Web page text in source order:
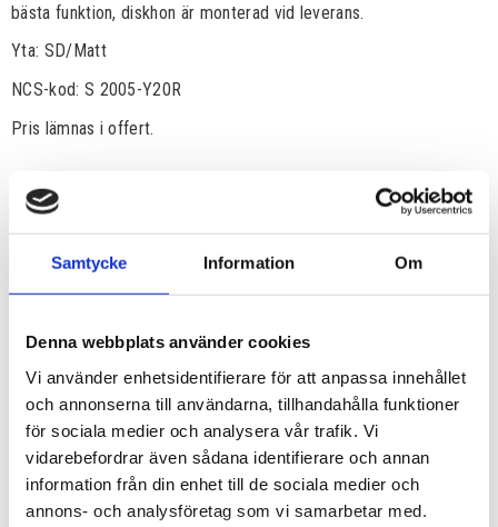
Samtycke Information Om
Denna webbplats använder cookies
Vi använder enhetsidentifierare för att anpassa innehållet
och annonserna till användarna, tillhandahålla funktioner
för sociala medier och analysera vår trafik. Vi
vidarebefordrar även sådana identifierare och annan
information från din enhet till de sociala medier och
annons- och analysföretag som vi samarbetar med.
bästa funktion, diskhon är monterad vid leverans.
Yta: SD/Matt
NCS-kod: S 2005-Y20R
Pris lämnas i offert.